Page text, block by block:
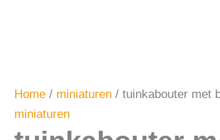
Home / miniaturen / tuinkabouter met
miniaturen